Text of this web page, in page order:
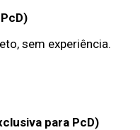
sem experiência.
para PcD)